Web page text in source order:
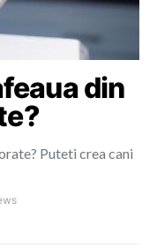
din
Puteti crea cani